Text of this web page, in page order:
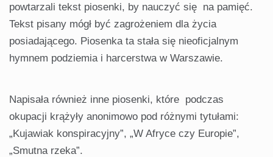
powtarzali tekst piosenki, by nauczyć się na pamięć.
Tekst pisany mógł być zagrożeniem dla życia
posiadającego. Piosenka ta stała się nieoficjalnym
hymnem podziemia i harcerstwa w Warszawie.
Napisała również inne piosenki, które podczas
okupacji krążyły anonimowo pod różnymi tytułami:
„Kujawiak konspiracyjny”, „W Afryce czy Europie”,
„Smutna rzeka”.